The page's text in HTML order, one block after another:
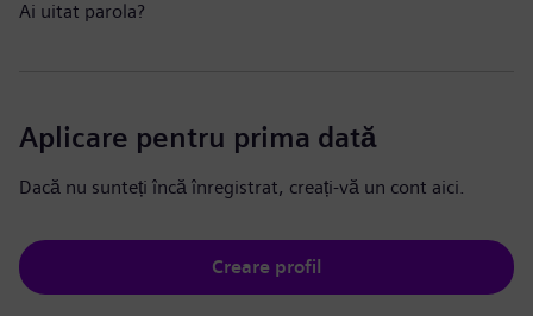
Ai uitat parola?
Aplicare pentru prima dată
Dacă nu sunteți încă înregistrat, creați-vă un cont aici.
Creare profil